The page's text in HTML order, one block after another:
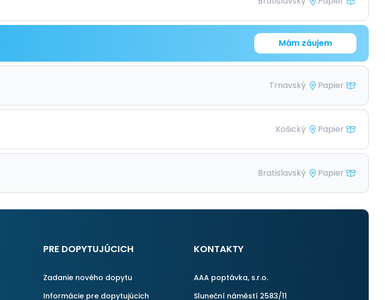
Mám záujem
Trnavský Papier
Košický Papier
Bratislavský Papier
PRE DOPYTUJÚCICH
Zadanie nového dopytu
Informácie pre dopytujúcich
KONTAKTY
AAA poptávka, s.r.o.
Sluneční náměstí 2583/11